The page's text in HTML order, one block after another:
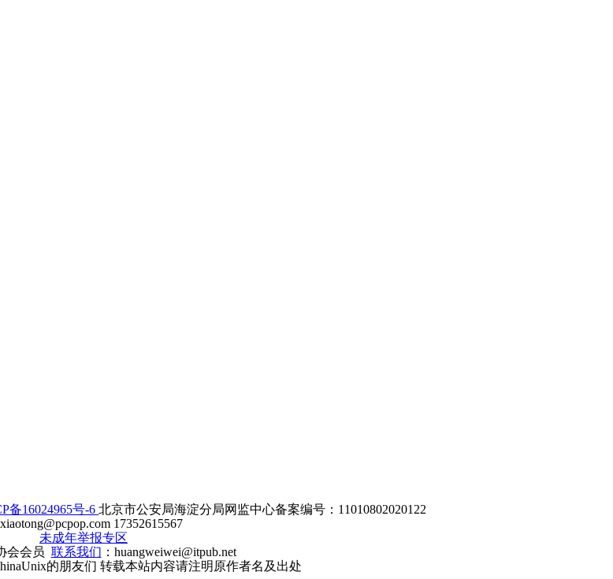
备16024965号-6 北京市公安局海淀分局网监中心备案编号：11010802020122
17352615567
未成年举报专区
会会员 联系我们 ：huangweiwei@itpub.net
的朋友们 转载本站内容请注明原作者名及出处